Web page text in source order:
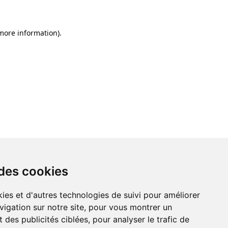
cookies
et d'autres technologies de suivi pour améliorer
sur notre site, pour vous montrer un
des publicités ciblées, pour analyser le trafic de
information).